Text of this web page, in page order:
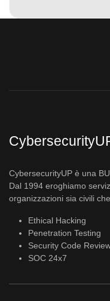
CybersecurityUP è una
Dal 1994 eroghiamo
organizzazioni sia civili
Ethical Hacking
Penetration Testing
Security Code
SOC 24x7